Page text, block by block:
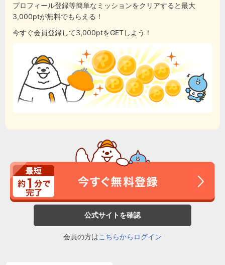
プロフィール登録等簡単なミッションをクリアすると最大
3,000ptが無料でもらえる！
今すぐ会員登録して3,000ptをGETしよう！
公式サイトを確認
会員の方はこちらからログイン